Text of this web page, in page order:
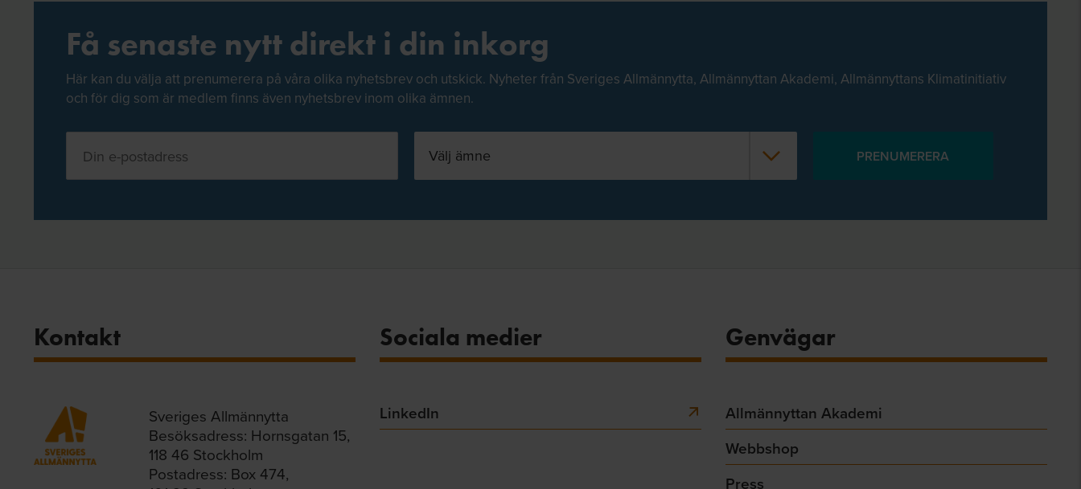
Få senaste nytt direkt i din inkorg
Här kan du välja att prenumerera på våra olika nyhetsbrev och utskick. Nyheter från Sveriges Allmännytta, Allmännyttan Akademi, Allmännyttans Klimatinitiativ
och för dig som är medlem finns även nyhetsbrev inom olika ämnen.
Välj ämne
Kontakt
Sveriges Allmännytta
Besöksadress: Hornsgatan 15,
118 46 Stockholm
Postadress: Box 474,
Sociala medier
LinkedIn
Genvägar
Allmännyttan Akademi
Webbshop
Press